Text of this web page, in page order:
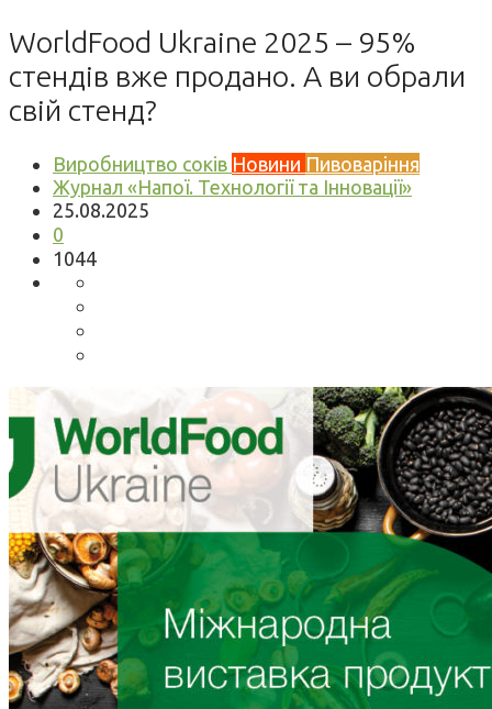
WorldFood Ukraine 2025 – 95%
стендів вже продано. А ви обрали
свій стенд?
Виробництво соків Новини Пивоваріння
Журнал «Напої. Технології та Інновації»
25.08.2025
0
1044